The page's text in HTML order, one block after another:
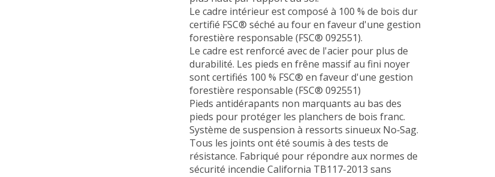
Le cadre intérieur est composé à 100 % de bois dur
certifié FSC® séché au four en faveur d'une gestion
forestière responsable (FSC® 092551).
Le cadre est renforcé avec de l'acier pour plus de
durabilité. Les pieds en frêne massif au fini noyer
sont certifiés 100 % FSC® en faveur d'une gestion
forestière responsable (FSC® 092551)
Pieds antidérapants non marquants au bas des
pieds pour protéger les planchers de bois franc.
Système de suspension à ressorts sinueux No‐Sag.
Tous les joints ont été soumis à des tests de
résistance. Fabriqué pour répondre aux normes de
sécurité incendie California TB117-2013 sans